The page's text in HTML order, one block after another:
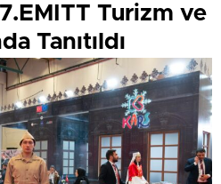
Turizm ve
Tanıtıldı